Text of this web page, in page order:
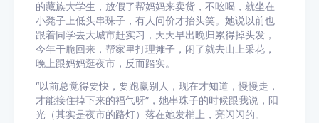
的藏族大学生，放假了帮妈妈来卖货，不吆喝，就坐在
小凳子上低头串珠子，有人问价才抬头笑。她说以前也
跟着同学去大城市赶实习，天天早出晚归累得掉头发，
今年干脆回来，帮家里打理摊子，闲了就去山上采花，
晚上跟妈妈逛夜市，反而踏实。
“以前总觉得要快，要跑赢别人，现在才知道，慢慢走，
才能接住掉下来的福气呀”，她串珠子的时候跟我说，阳
光（其实是夜市的路灯）落在她发梢上，亮闪闪的。